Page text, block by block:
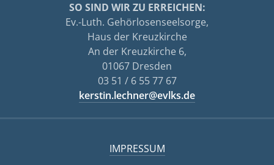
SO SIND WIR ZU ERREICHEN:
Ev.-Luth. Gehörlosenseelsorge,
Haus der Kreuzkirche
An der Kreuzkirche 6,
01067 Dresden
03 51 / 6 55 77 67
kerstin.lechner@evlks.de
IMPRESSUM